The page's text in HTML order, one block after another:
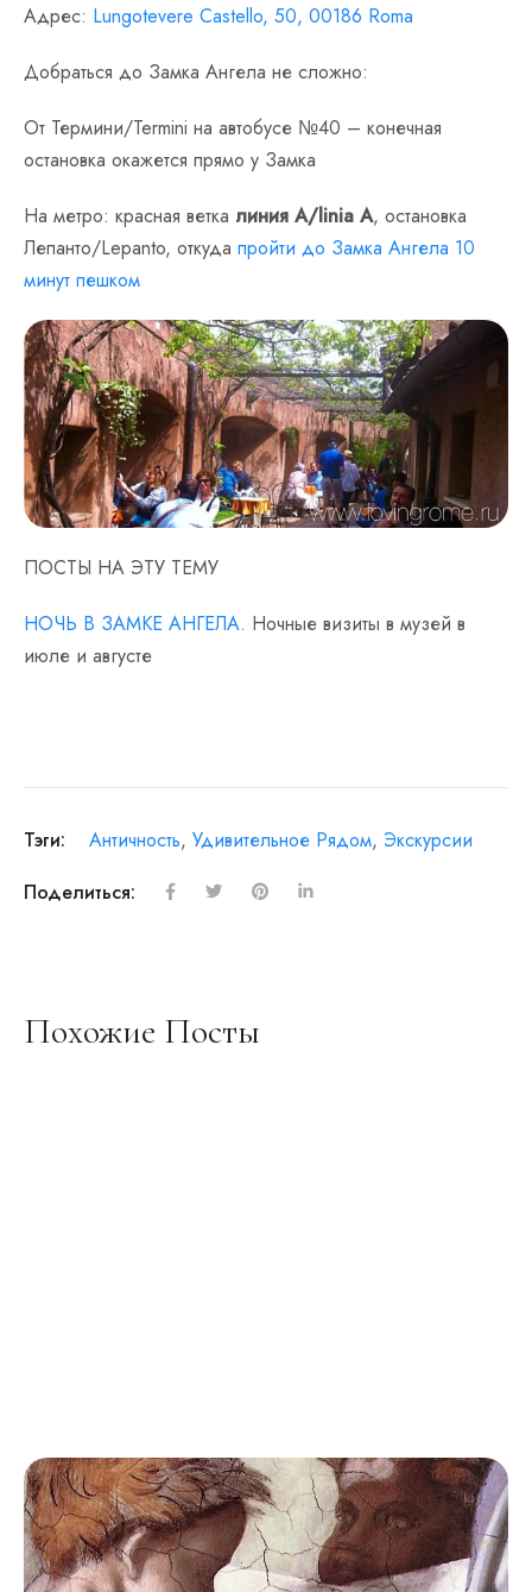
Адрес: Lungotevere Castello, 50, 00186 Roma
Добраться до Замка Ангела не сложно:
От Термини/Termini на автобусе №40 – конечная
остановка окажется прямо у Замка
На метро: красная ветка линия А/linia A, остановка
Лепанто/Lepanto, откуда пройти до Замка Ангела 10
минут пешком
ПОСТЫ НА ЭТУ ТЕМУ
НОЧЬ В ЗАМКЕ АНГЕЛА. Ночные визиты в музей в
июле и августе
Тэги: Античность, Удивительное Рядом, Экскурсии
Поделиться:
Похожие Посты